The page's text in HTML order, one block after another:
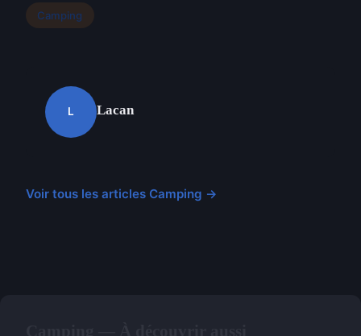
Camping
L Lacan
Voir tous les articles Camping →